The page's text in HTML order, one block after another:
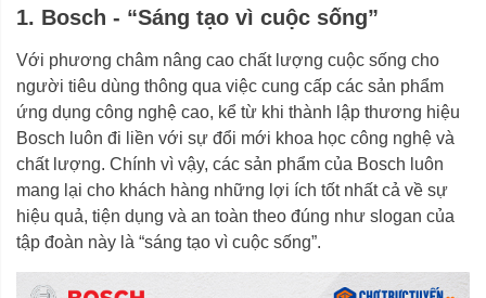
1. Bosch - “Sáng tạo vì cuộc sống”
Với phương châm nâng cao chất lượng cuộc sống cho
người tiêu dùng thông qua việc cung cấp các sản phẩm
ứng dụng công nghệ cao, kể từ khi thành lập thương hiệu
Bosch luôn đi liền với sự đổi mới khoa học công nghệ và
chất lượng. Chính vì vậy, các sản phẩm của Bosch luôn
mang lại cho khách hàng những lợi ích tốt nhất cả về sự
hiệu quả, tiện dụng và an toàn theo đúng như slogan của
tập đoàn này là “sáng tạo vì cuộc sống”.